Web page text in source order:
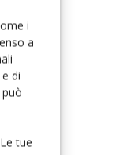
i
a
di
tue